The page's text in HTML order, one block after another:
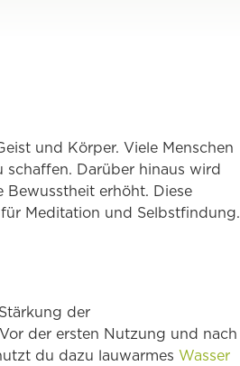
und Körper. Viele Menschen
Darüber hinaus wird
erhöht. Diese
Meditation und Selbstfindung.
der
der ersten Nutzung und nach
du dazu lauwarmes Wasser